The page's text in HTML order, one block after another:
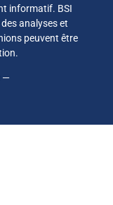
informatif. BSI
analyses et
peuvent être
—